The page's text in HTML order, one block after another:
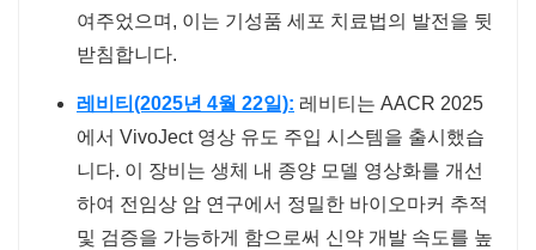
여주었으며, 이는 기성품 세포 치료법의 발전을 뒷
받침합니다.
레비티(2025년 4월 22일): 레비티는 AACR 2025
에서 VivoJect 영상 유도 주입 시스템을 출시했습
니다. 이 장비는 생체 내 종양 모델 영상화를 개선
하여 전임상 암 연구에서 정밀한 바이오마커 추적
및 검증을 가능하게 함으로써 신약 개발 속도를 높